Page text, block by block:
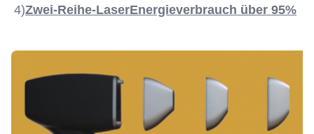
4)Zwei-Reihe-LaserEnergieverbrauch über 95%